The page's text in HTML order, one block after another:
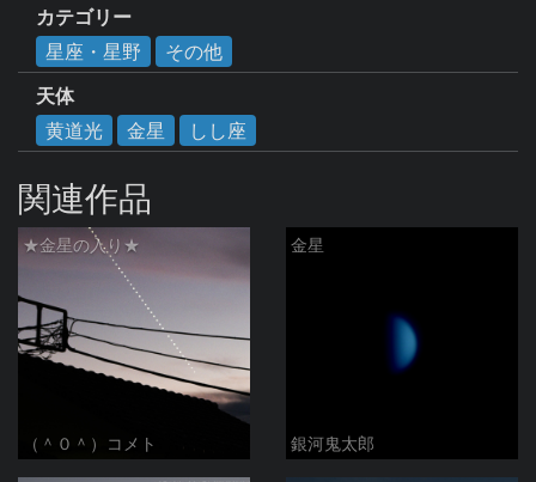
カテゴリー
星座・星野
その他
天体
黄道光
金星 しし座
関連作品
★金星の入り★
（＾０＾）コメト
金星
銀河鬼太郎